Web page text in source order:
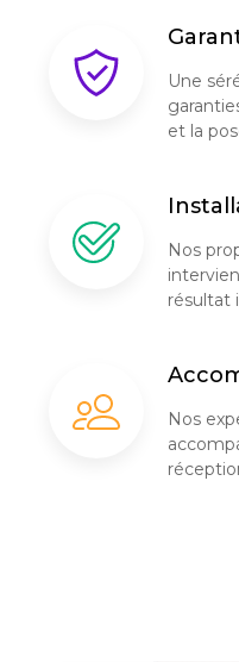
Une
et la
Nos
résultat
Nos